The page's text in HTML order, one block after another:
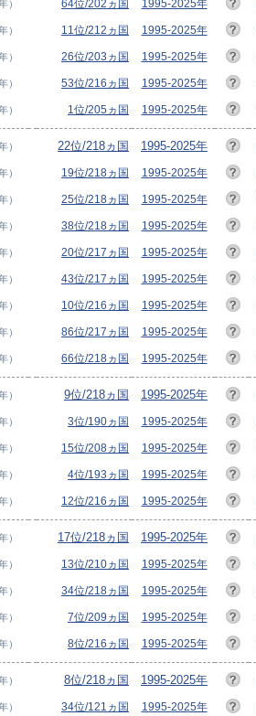
） 64位/202ヵ国 1995-2025年
） 11位/212ヵ国 1995-2025年
） 26位/203ヵ国 1995-2025年
） 53位/216ヵ国 1995-2025年
） 1位/205ヵ国 1995-2025年
） 22位/218ヵ国 1995-2025年
） 19位/218ヵ国 1995-2025年
） 25位/218ヵ国 1995-2025年
） 38位/218ヵ国 1995-2025年
） 20位/217ヵ国 1995-2025年
） 43位/217ヵ国 1995-2025年
） 10位/216ヵ国 1995-2025年
） 86位/217ヵ国 1995-2025年
） 66位/218ヵ国 1995-2025年
） 9位/218ヵ国 1995-2025年
） 3位/190ヵ国 1995-2025年
） 15位/208ヵ国 1995-2025年
） 4位/193ヵ国 1995-2025年
） 12位/216ヵ国 1995-2025年
） 17位/218ヵ国 1995-2025年
） 13位/210ヵ国 1995-2025年
） 34位/218ヵ国 1995-2025年
） 7位/209ヵ国 1995-2025年
） 8位/216ヵ国 1995-2025年
） 8位/218ヵ国 1995-2025年
） 34位/121ヵ国 1995-2025年